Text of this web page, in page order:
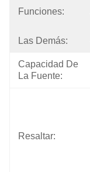
Funciones:
Las Demás:
Capacidad De
La Fuente:
Resaltar: